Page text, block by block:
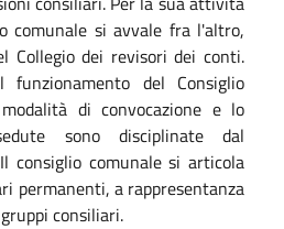
comunale si avvale fra l'altro,
Collegio dei revisori dei conti.
funzionamento del Consiglio
di convocazione e lo
sono disciplinate dal
consiglio comunale si articola
permanenti, a rappresentanza
consiliari.